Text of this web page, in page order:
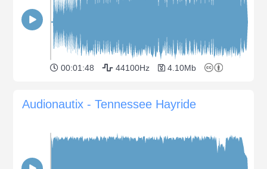
00:01:48 44100Hz 4.10Mb
Audionautix - Tennessee Hayride